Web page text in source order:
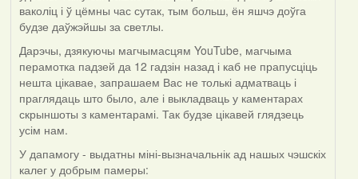
ваколіц і ў цёмны час сутак, тым больш, ён яшчэ доўга
будзе даўжэйшы за светлы.
Дарэчы, дзякуючы магчымасцям YouTube, магчыма
перамотка падзей да 12 гадзін назад і каб не прапусціць
нешта цікавае, запрашаем Вас не толькі адматваць і
праглядаць што было, але і выкладваць у каментарах
скрыншоты з каментарамі. Так будзе цікавей глядзець
усім нам.
У дапамогу - выдатны міні-вызначальнік ад нашых чэшскіх
калег у добрым памеры: